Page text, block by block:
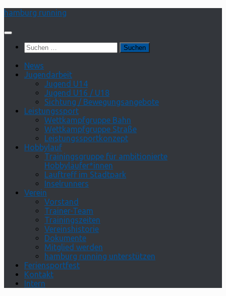
Zum
springen
hamburg running
Suchen
nach:
News
Jugendarbeit
Jugend U14
Jugend U16 / U18
Sichtung / Bewegungsangebote
Leistungssport
Wettkampfgruppe Bahn
Wettkampfgruppe Straße
Leistungssportkonzept
Hobbylauf
Trainingsgruppe für ambitionierte
Hobbyläufer*innen
Lauftreff im Stadtpark
Inselrunners
Verein
Vorstand
Trainer-Team
Trainingszeiten
Vereinshistorie
Dokumente
Mitglied werden
hamburg running unterstützen
Feriensportfest
Kontakt
Intern